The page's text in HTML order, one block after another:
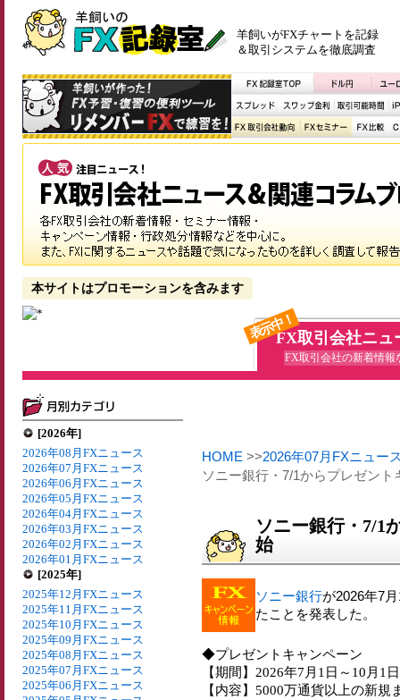
羊飼いがFXチャートを記録
＆取引システムを徹底調査
本サイトはプロモーションを含みます
表示中！FX取引会社ニュ
FX取引会社の新着情報
[2026年]
2026年08月FXニュース
2026年07月FXニュース
2026年06月FXニュース
2026年05月FXニュース
2026年04月FXニュース
2026年03月FXニュース
2026年02月FXニュース
2026年01月FXニュース
[2025年]
2025年12月FXニュース
2025年11月FXニュース
2025年10月FXニュース
2025年09月FXニュース
2025年08月FXニュース
2025年07月FXニュース
2025年06月FXニュース
HOME >>2026年07月FXニュー
ソニー銀行・7/1からプレゼント
ソニー銀行・7/1
始
ソニー銀行が2026年7
たことを発表した。
◆プレゼントキャンペーン
【期間】2026年7月1日～10月1日
【内容】5000万通貨以上の新